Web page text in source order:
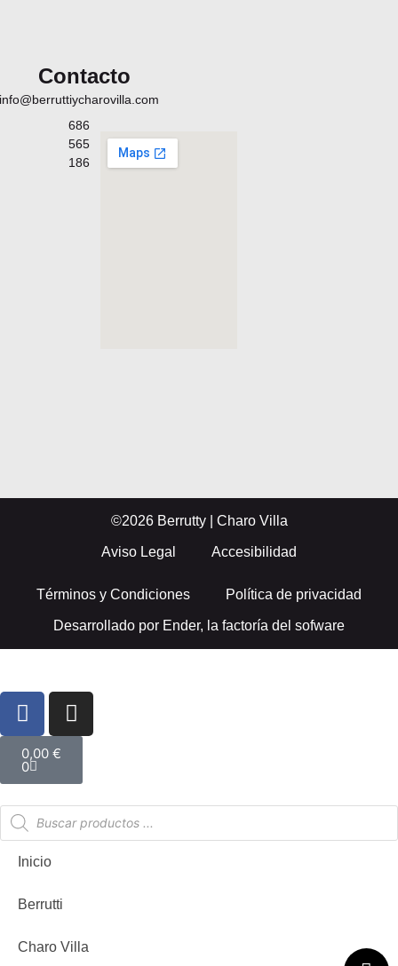
Contacto
info@berruttiycharovilla.com
686
565
186
©2026 Berrutty | Charo Villa
Aviso Legal Accesibilidad
Términos y Condiciones Política de privacidad
Desarrollado por Ender, la factoría del sofware
0,00 €
0
Inicio
Berrutti
Charo Villa